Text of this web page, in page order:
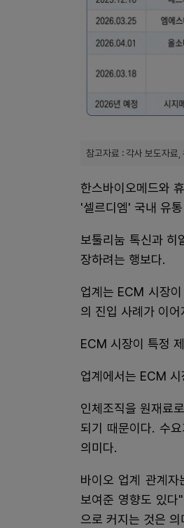
참고자료 : 각사 보도자료,
한스바이오메드와
'셀르디엠' 국내 유
보툴리눔 톡신과 히
장하려는 행보다.
업계는 ECM 시장
의 진입 사례가 이
ECM 시장이 특정
업계에서는 ECM 시
인체조직을 원재료
되기 때문이다. 수
의미다.
바이오 업계 관계
보여준 영향도 있다
으로 커지는 것은